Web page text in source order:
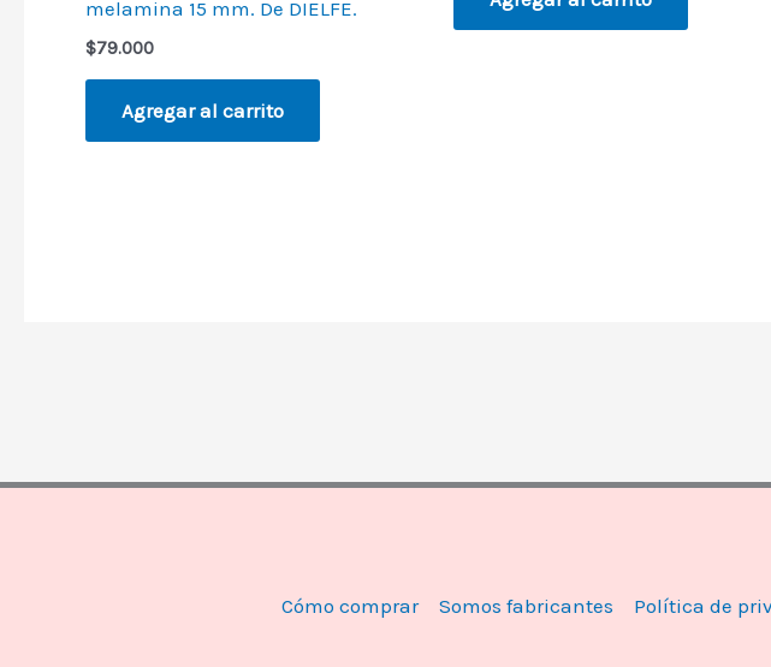
melamina 15 mm. De DIELFE.
$79.000
Agregar al carrito
Cómo comprar Somos fabricantes Política de